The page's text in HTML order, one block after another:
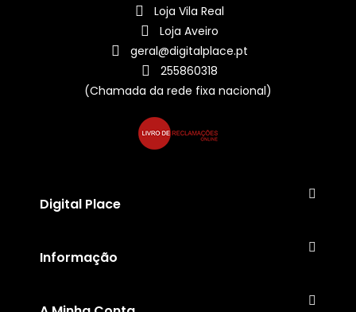
Loja Vila Real
Loja Aveiro
geral@digitalplace.pt
255860318
(Chamada da rede fixa nacional)
Digital Place
Informação